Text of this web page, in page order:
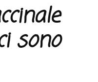
sono